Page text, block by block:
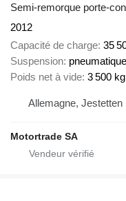
Semi-remorque porte-
2012
Capacité de charge 35
Suspension
Poids net à vide 3 500 kg
Allemagne, Jestetten
Motortrade SA